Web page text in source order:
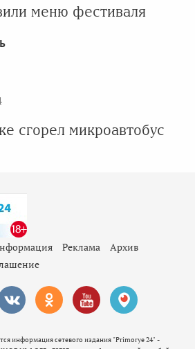
меню фестиваля
сгорел микроавтобус
Реклама
Архив
информация сетевого издания "Primorye 24" -